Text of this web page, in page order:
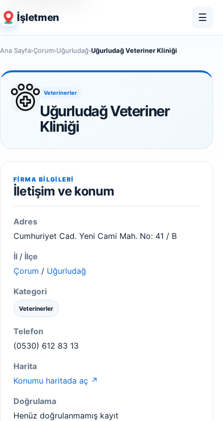
İşletmen ☰
Ana Sayfa›Çorum›Uğurludağ›Uğurludağ Veteriner Kliniği
Veterinerler
Uğurludağ Veteriner
Kliniği
FIRMA BILGILERI
İletişim ve konum
Adres
Cumhuriyet Cad. Yeni Cami Mah. No: 41 / B
İl / İlçe
Çorum / Uğurludağ
Kategori
Veterinerler
Telefon
(0530) 612 83 13
Harita
Konumu haritada aç ↗
Doğrulama
Henüz doğrulanmamış kayıt